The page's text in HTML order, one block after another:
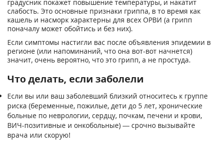
градусник покажет повышение температуры, и накатит
слабость. Это основные признаки гриппа, в то время как
кашель и насморк характерны для всех ОРВИ (а грипп
поначалу может обойтись и без них).
Если симптомы настигли вас после объявления эпидемии в
регионе (или напоминаний, что она вот-вот начнется)
значит, очень вероятно, что это грипп, а не простуда.
Что делать, если заболели
Если вы или ваш заболевший близкий относитесь к группе
риска (беременные, пожилые, дети до 5 лет, хронические
больные по неврологии, сердцу, почкам, печени и крови,
ВИЧ-позитивные и онкобольные) — срочно вызывайте
врача или скорую!